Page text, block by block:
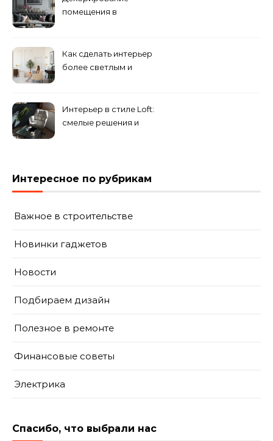
помещения в
направлений для создания
уникального комплекса
Как сделать интерьер
более светлым и
помещения
Интерьер в стиле Loft:
смелые решения и
Интересное по рубрикам
Важное в строительстве
Новинки гаджетов
Новости
Подбираем дизайн
Полезное в ремонте
Финансовые советы
Электрика
Спасибо, что выбрали нас